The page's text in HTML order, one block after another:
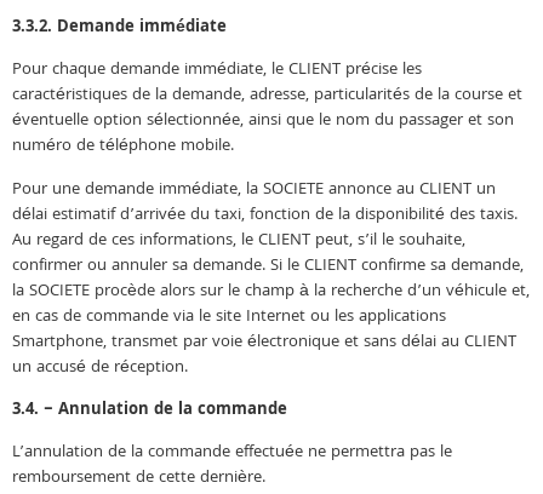
3.3.2. Demande immédiate
Pour chaque demande immédiate, le CLIENT précise les
caractéristiques de la demande, adresse, particularités de la course et
éventuelle option sélectionnée, ainsi que le nom du passager et son
numéro de téléphone mobile.
Pour une demande immédiate, la SOCIETE annonce au CLIENT un
délai estimatif d’arrivée du taxi, fonction de la disponibilité des taxis.
Au regard de ces informations, le CLIENT peut, s’il le souhaite,
confirmer ou annuler sa demande. Si le CLIENT confirme sa demande,
la SOCIETE procède alors sur le champ à la recherche d’un véhicule et,
en cas de commande via le site Internet ou les applications
Smartphone, transmet par voie électronique et sans délai au CLIENT
un accusé de réception.
3.4. – Annulation de la commande
L’annulation de la commande effectuée ne permettra pas le
remboursement de cette dernière.